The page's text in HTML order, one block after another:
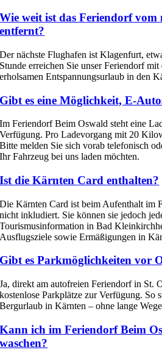
Wie weit ist das Feriendorf vom
entfernt?
Der nächste Flughafen ist Klagenfurt,
Stunde erreichen Sie unser Feriendorf
erholsamen Entspannungsurlaub in den
Gibt es eine Möglichkeit, E-
Im Feriendorf Beim Oswald steht eine
Verfügung. Pro Ladevorgang mit 20
Bitte melden Sie sich vorab telefonisch
Ihr Fahrzeug bei uns laden möchten.
Ist die Kärnten Card enthalten?
Die Kärnten Card ist beim Aufenthalt im
nicht inkludiert. Sie können sie jedoch
Tourismusinformation in Bad
Ausflugsziele sowie Ermäßigungen in
Gibt es Parkmöglichkeiten vor
Ja, direkt am autofreien Feriendorf in St.
kostenlose Parkplätze zur Verfügung. So
Bergurlaub in Kärnten – ohne lange
Kann ich im Feriendorf Beim
waschen?